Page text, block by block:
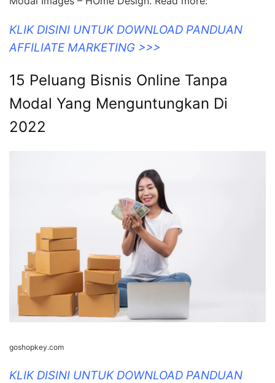
KLIK DISINI UNTUK DOWNLOAD PANDUAN
AFFILIATE MARKETING >>>
15 Peluang Bisnis Online Tanpa
Modal Yang Menguntungkan Di
2022
goshopkey.com
KLIK DISINI UNTUK DOWNLOAD PANDUAN